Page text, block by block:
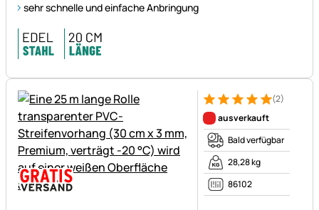
sehr schnelle und einfache Anbringung
Bewertung: 5 von 5 (2
2 Bewertungen
(2)
ausverkauft
Bald verfügbar
28,28 kg
86102